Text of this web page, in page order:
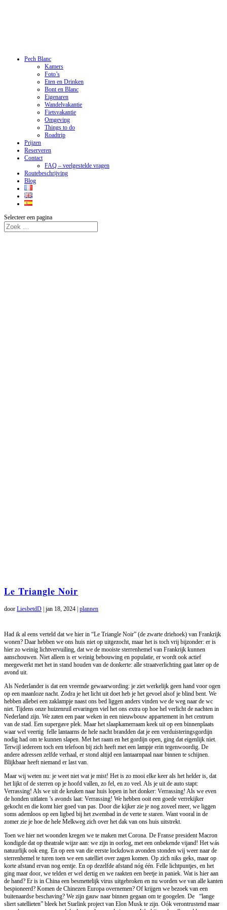
Pech Blanc
Kamers
Foto’s
Eten en Drinken
Bont en Blanc
Eigenaren
Wandelvakantie
Fietsvakantie
Omgeving
Things to do
Roadtrip
Prijzen
Reserveren
Contact
FAQ – veelgestelde vragen
Routebeschrijving
Blog
Selecteer een pagina
Le Triangle Noir
door LiesbetdD | jan 18, 2024 | plannen
Had ik al eens verteld dat we hier in “Le Triangle Noir” (de zwarte driehoek) van Frankrijk
wonen? Daar hebben we ons huis niet op uitgezocht, maar het is toch vrij bijzonder: er is
hier zo weinig lichtvervuiling, dat we de mooiste sterrenhemel van Frankrijk kunnen
aanschouwen. Niet alleen is er weinig bebouwing en populatie, er wordt ook actief
meegewerkt met het in stand houden van de donkerte: alle straatverlichting gaat later op de
avond uit.
Als Nederlander is dat een vreemde gewaarwording: je ziet werkelijk geen hand voor ogen
op een maanloze nacht. Zodra je het licht uit doet heb je het gevoel alsof je blind bent. We
hebben allebei een zaklampje naast ons bed liggen anders vinden we de weg naar de wc
niet. Tijdens onze huizenruil ervaringen viel het ons extra op hoe hel verlicht de nachten in
Nederland zijn. We zaten een paar weken in een nieuwbouw appartement in het centrum
van de stad. Een supergave plek. Maar het slaapkamerraam keek uit op een binnenplaats
waar wel veertig felle lantaarns de hele nacht brandden dat je een verduisteringsgordijn
nodig had om te kunnen slapen. Met het raam en het gordijn open, ging dat eigenlijk niet.
Terwijl iedereen toch een telefoon bij zich heeft met een lampje erin tegenwoordig. De
andere adressen zelfde verhaal, er stond altijd een lantaarnpaal naar binnen te schijnen.
Blijkbaar heeft niemand er last van.
Maar wij weten nu: je weet niet wat je mist! Het is zo mooi elke keer als het helder is, dat
het lijkt of de sterren op je hoofd vallen, zo fel, en zo veel. Als je uit de auto stapt:
Verrassing! Als we uit de keuken naar huis lopen in het donker: Verrassing! Als we even
de honden uitlaten ’s avonds laat: Verrassing! We hebben ooit een goede verrekijker
gekocht en die komt hier goed van pas. Door die kijker zie je nog zoveel meer, we liggen
soms ademloos op een ligbed bij het zwembad in de verte te staren. Want vooral in de
zomer zie je hoe de hele Melkweg zich over het dak van ons huis uitstrekt.
Toen we hier net woonden kregen we te maken met Corona. De Franse president Macron
kondigde dat op theatrale wijze aan: we zijn in oorlog, met een onbekende vijand! Het wás
natuurlijk ook eng. En op een van die eerste lockdown avonden stonden wij weer naar de
sterrenhemel te turen toen we een satelliet over zagen komen. Op zich niks geks, maar op
korte afstand ervan nog eentje. En op dezelfde afstand nóg één. Felle lichtpuntjes, en het
ging maar door, we telden er wel dertig en we raakten een beetje in paniek. Wat is hier aan
de hand? Er is in China een besmettelijk virus uitgebroken en nu worden we van alle kanten
bespioneerd? Komen de Chinezen Europa overnemen? Of krijgen we bezoek van een
buitenaardse beschaving? We zijn gauw naar binnen gegaan om te googelen. De “lange
sliert satellieten” bleek het Starlink project van Elon Musk te zijn. Oók verontrustend maar
vooralsnog voor een goed doel: overal op aarde internet. Wat hij verder allemaal kan